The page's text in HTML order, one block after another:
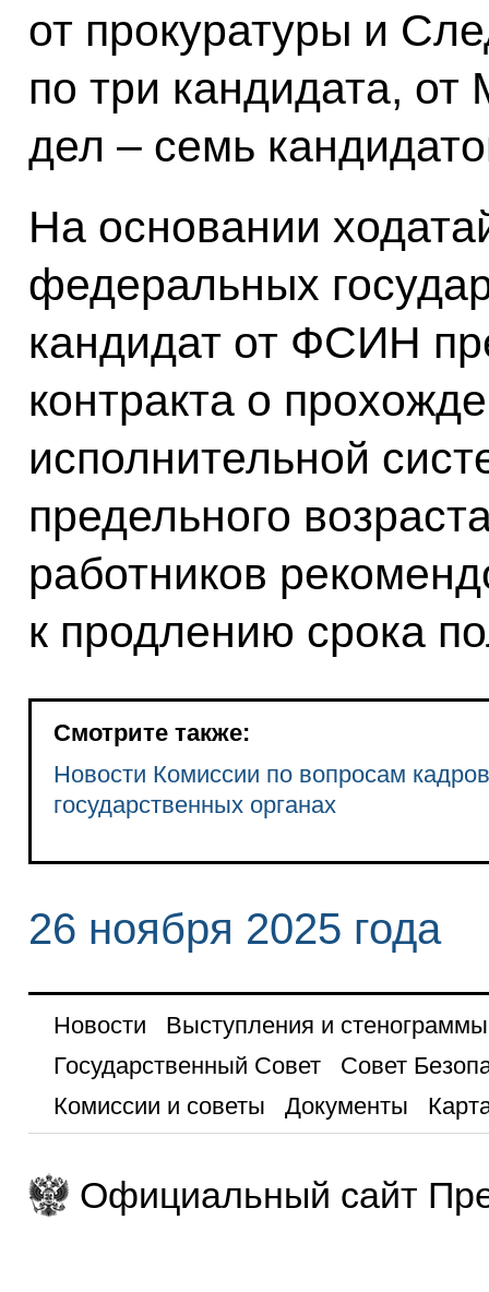
от прокуратуры и
по три кандидата, от
дел – семь
На основании
федеральных
кандидат от ФСИН
контракта о
исполнительной
предельного
работников
к продлению срока
Смотрите также:
Новости Комиссии по вопросам
государственных органах
26 ноября 2025 года
Новости
Выступления и стенограммы
Государственный Совет
Совет
Комиссии и советы
Документы
Официальный сайт